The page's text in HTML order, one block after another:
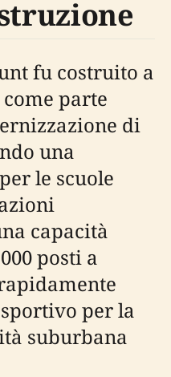
fu costruito a
parte
di
una
le scuole
capacità
posti a
per la
suburbana